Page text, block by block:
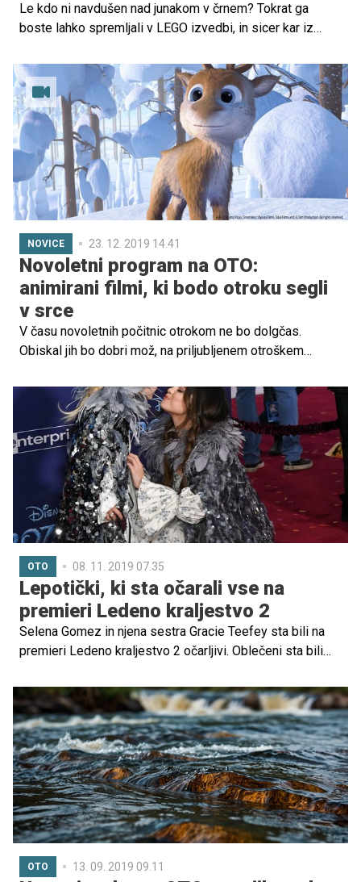
Le kdo ni navdušen nad junakom v črnem? Tokrat ga
boste lahko spremljali v LEGO izvedbi, in sicer kar iz
hudomušnem sinhroniziranem filmu LEGO Batman, ki bo
na sporedu na OTO programu, ta petek ob 20. uri.
NOVICE 23. 12. 2019 14.41
Novoletni program na OTO:
animirani filmi, ki bodo otroku segli
v srce
V času novoletnih počitnic otrokom ne bo dolgčas.
Obiskal jih bo dobri mož, na priljubljenem otroškem
animiran film, ki jim bo še dodatno polepšal večer.
OTO 08. 11. 2019 07.35
Lepotički, ki sta očarali vse na
premieri Ledeno kraljestvo 2
Selena Gomez in njena sestra Gracie Teefey sta bili na
premieri Ledeno kraljestvo 2 očarljivi. Oblečeni sta bili
OTO 13. 09. 2019 09.11